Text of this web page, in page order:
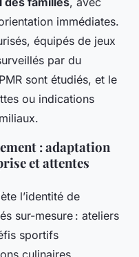
immédiates.
équipés de jeux
par du
sont étudiés, et le
ou indications
: adaptation
et attentes
l’identité de
sur-mesure : ateliers
sportifs
culinaires